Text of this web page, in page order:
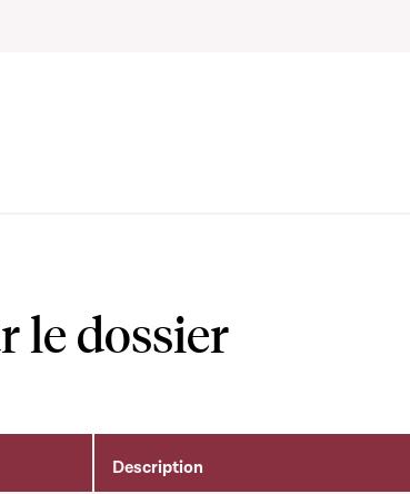
le dossier
Description